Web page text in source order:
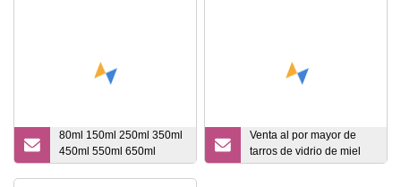
80ml 150ml 250ml 350ml
450ml 550ml 650ml
Vidrio de borosilicato de
Venta al por mayor de
tarros de vidrio de miel
cuadrados transparentes